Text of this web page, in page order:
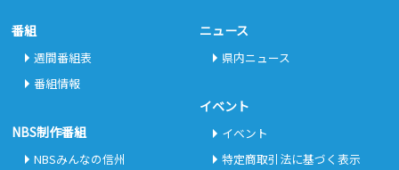
番組
週間番組表
番組情報
NBS制作番組
NBSみんなの信州
ニュース
県内ニュース
イベント
イベント
特定商取引法に基づく表示